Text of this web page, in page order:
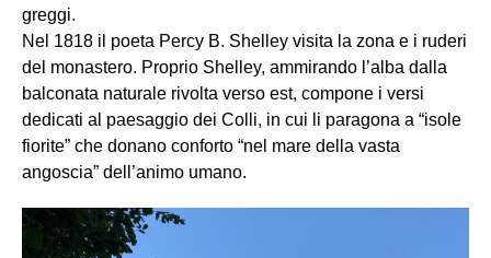
greggi.
Nel 1818 il poeta Percy B. Shelley visita la zona e i ruderi
del monastero. Proprio Shelley, ammirando l’alba dalla
balconata naturale rivolta verso est, compone i versi
dedicati al paesaggio dei Colli, in cui li paragona a “isole
fiorite” che donano conforto “nel mare della vasta
angoscia” dell’animo umano.